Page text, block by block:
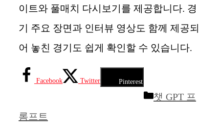
이트와 풀매치 다시보기를 제공합니다. 경
기 주요 장면과 인터뷰 영상도 함께 제공되
어 놓친 경기도 쉽게 확인할 수 있습니다.
Facebook Twitter Pinterest
카
챗 GPT 프
롬프트